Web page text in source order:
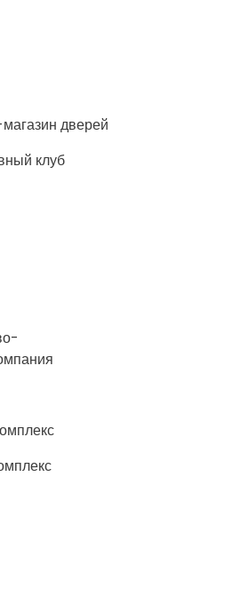
дверей
клуб